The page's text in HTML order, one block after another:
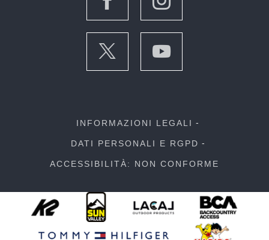
INFORMAZIONI LEGALI
DATI PERSONALI E RGPD
ACCESSIBILITÀ: NON CONFORME